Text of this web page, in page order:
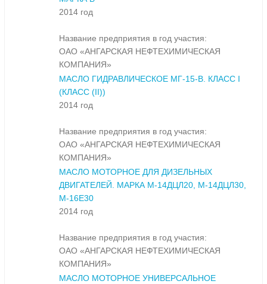
2014 год
Название предприятия в год участия:
ОАО «АНГАРСКАЯ НЕФТЕХИМИЧЕСКАЯ
КОМПАНИЯ»
МАСЛО ГИДРАВЛИЧЕСКОЕ МГ-15-В. КЛАСС I
(КЛАСС (II))
2014 год
Название предприятия в год участия:
ОАО «АНГАРСКАЯ НЕФТЕХИМИЧЕСКАЯ
КОМПАНИЯ»
МАСЛО МОТОРНОЕ ДЛЯ ДИЗЕЛЬНЫХ
ДВИГАТЕЛЕЙ. МАРКА М-14ДЦЛ20, М-14ДЦЛ30,
М-16Е30
2014 год
Название предприятия в год участия:
ОАО «АНГАРСКАЯ НЕФТЕХИМИЧЕСКАЯ
КОМПАНИЯ»
МАСЛО МОТОРНОЕ УНИВЕРСАЛЬНОЕ